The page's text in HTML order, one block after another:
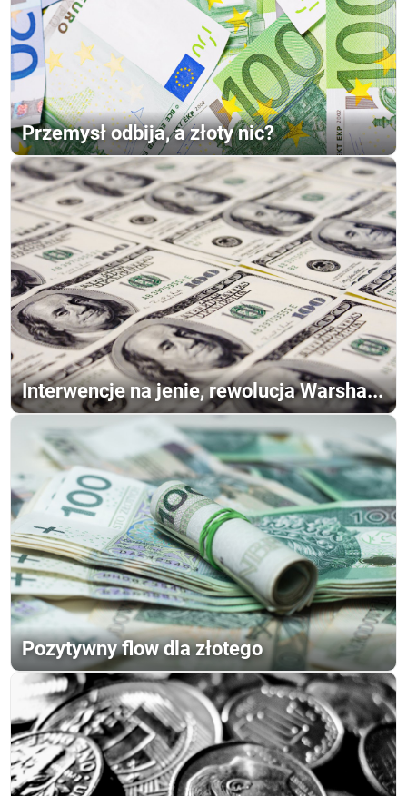
Przemysł odbija, a złoty nic?
Interwencje na jenie, rewolucja Warsha...
Pozytywny flow dla złotego